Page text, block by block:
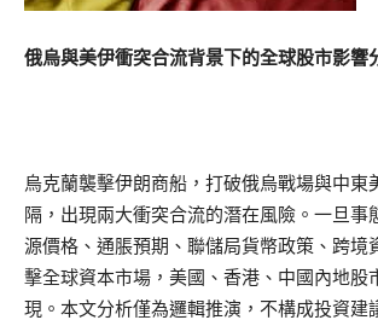
俄烏與美伊衝突合流背景下的全球股市影響
烏克蘭襲擊伊朗商船，打破俄烏戰場與中東
隔，出現兩大衝突合流的潛在風險。一旦事
源價格、通脹預期、聯儲局貨幣政策、跨境
擊全球資本市場，美國、香港、中國內地股
現。本文分析僅為邏輯推演，不構成投資建